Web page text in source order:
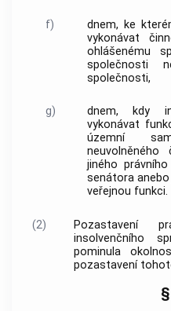
f)
dnem, ke
vykonávat
ohlášenému
společnosti
společnosti,
g) dnem, kdy
vykonávat
územní
jiného
senátora
veřejnou funkci.
(2)
Pozastavení
insolvenčního
pominula
pozastavení